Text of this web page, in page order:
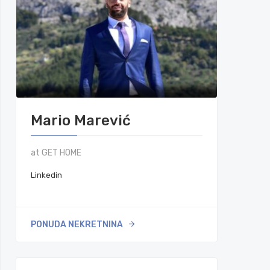
Mario Marević
at GET HOME
Linkedin
PONUDA NEKRETNINA